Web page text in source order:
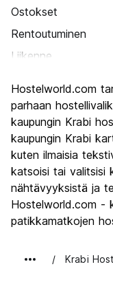
Ostokset
Rentoutuminen
Liikenne
Kulttuuri
Yöelämä
Rahanarvoinen
Hostelworld.com
parhaan
kaupungin Krabi
kaupungin Krabi
kuten ilmaisia
katsoisi tai valitsisi
nähtävyyksistä ja
Hostelworld.com -
patikkamatkojen
Krabi